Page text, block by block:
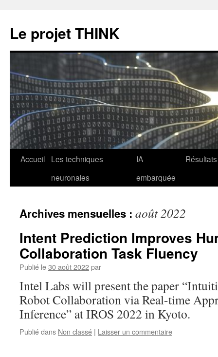
Le projet THINK
Aller
Accueil
Les techniques
neuronales
IA
embarquée
Résultats
Archives mensuelles : août 2022
Intent Prediction Improves
Collaboration Task Fluency
Publié le30 août 2022par
Intel Labs will present the paper
Robot Collaboration via Real-time
Inference” at IROS 2022 in Kyoto.
Publié dans Non classé | Laisser un commentaire